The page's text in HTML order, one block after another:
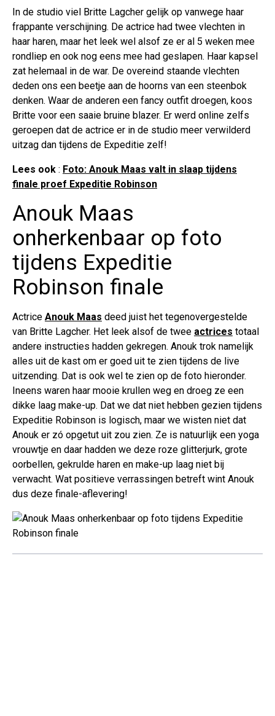
In de studio viel Britte Lagcher gelijk op vanwege haar
frappante verschijning. De actrice had twee vlechten in
haar haren, maar het leek wel alsof ze er al 5 weken mee
rondliep en ook nog eens mee had geslapen. Haar kapsel
zat helemaal in de war. De overeind staande vlechten
deden ons een beetje aan de hoorns van een steenbok
denken. Waar de anderen een fancy outfit droegen, koos
Britte voor een saaie bruine blazer. Er werd online zelfs
geroepen dat de actrice er in de studio meer verwilderd
uitzag dan tijdens de Expeditie zelf!
Lees ook : Foto: Anouk Maas valt in slaap tijdens
finale proef Expeditie Robinson
Anouk Maas
onherkenbaar op foto
tijdens Expeditie
Robinson finale
Actrice Anouk Maas deed juist het tegenovergestelde
van Britte Lagcher. Het leek alsof de twee actrices totaal
andere instructies hadden gekregen. Anouk trok namelijk
alles uit de kast om er goed uit te zien tijdens de live
uitzending. Dat is ook wel te zien op de foto hieronder.
Ineens waren haar mooie krullen weg en droeg ze een
dikke laag make-up. Dat we dat niet hebben gezien tijdens
Expeditie Robinson is logisch, maar we wisten niet dat
Anouk er zó opgetut uit zou zien. Ze is natuurlijk een yoga
vrouwtje en daar hadden we deze roze glitterjurk, grote
oorbellen, gekrulde haren en make-up laag niet bij
verwacht. Wat positieve verrassingen betreft wint Anouk
dus deze finale-aflevering!